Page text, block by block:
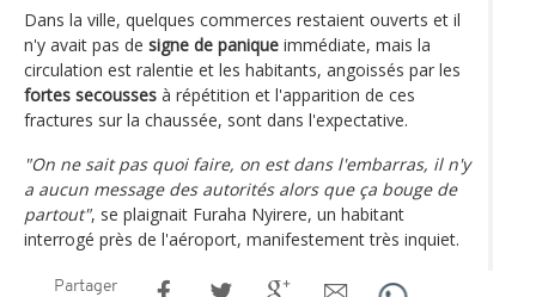
Dans la ville, quelques commerces restaient ouverts et il
n'y avait pas de signe de panique immédiate, mais la
circulation est ralentie et les habitants, angoissés par les
fortes secousses à répétition et l'apparition de ces
fractures sur la chaussée, sont dans l'expectative.
"On ne sait pas quoi faire, on est dans l'embarras, il n'y
a aucun message des autorités alors que ça bouge de
partout", se plaignait Furaha Nyirere, un habitant
interrogé près de l'aéroport, manifestement très inquiet.
Partager